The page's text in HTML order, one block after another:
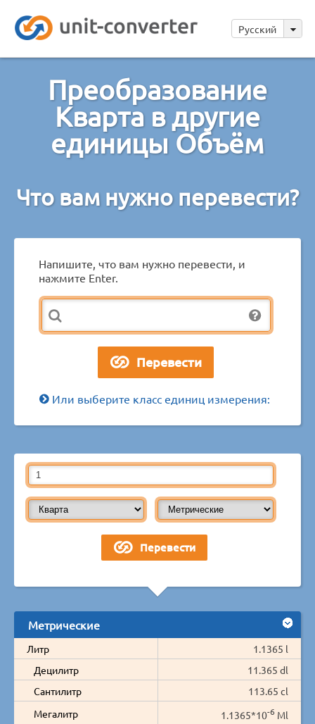
Русский
Преобразование
Кварта в другие
единицы Объём
Что вам нужно перевести?
Напишите, что вам нужно перевести, и
нажмите Enter.
Или выберите класс единиц измерения:
Метрические
Литр
1.1365 l
Децилитр
11.365 dl
Сантилитр
113.65 cl
Мегалитр
1.1365*10-6 Ml